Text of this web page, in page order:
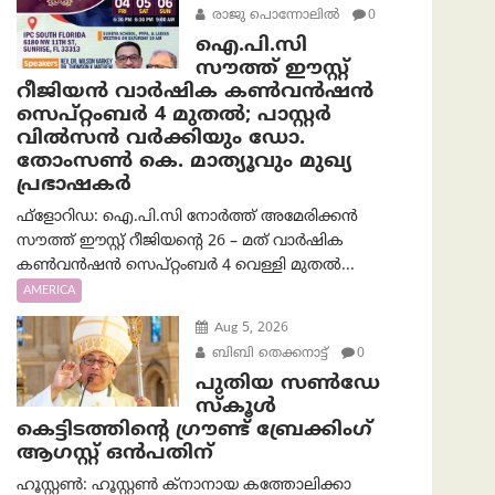
രാജു പൊന്നോലിൽ
0
ഐ.പി.സി
സൗത്ത് ഈസ്റ്റ്
റീജിയൻ വാർഷിക കൺവൻഷൻ
സെപ്റ്റംബർ 4 മുതൽ; പാസ്റ്റർ
വിൽസൻ വർക്കിയും ഡോ.
തോംസൺ കെ. മാത്യൂവും മുഖ്യ
പ്രഭാഷകർ
ഫ്ളോറിഡ: ഐ.പി.സി നോർത്ത് അമേരിക്കൻ
സൗത്ത് ഈസ്റ്റ് റീജിയന്റെ 26 – മത് വാർഷിക
കൺവൻഷൻ സെപ്റ്റംബർ 4 വെള്ളി മുതൽ...
AMERICA
Aug 5, 2026
ബിബി തെക്കനാട്ട്
0
പുതിയ സൺഡേ
സ്കൂൾ
കെട്ടിടത്തിന്റെ ഗ്രൗണ്ട് ബ്രേക്കിംഗ്
ആഗസ്റ്റ് ഒൻപതിന്
ഹൂസ്റ്റൺ: ഹൂസ്റ്റൺ ക്നാനായ കത്തോലിക്കാ